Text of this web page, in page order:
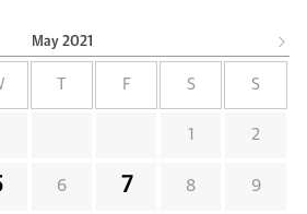
May 2021
F S S
1 2
6 7 8 9